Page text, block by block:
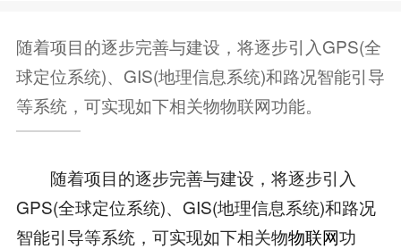
随着项目的逐步完善与建设，将逐步引入GPS(全
球定位系统)、GIS(地理信息系统)和路况智能引导
等系统，可实现如下相关物物联网功能。
随着项目的逐步完善与建设，将逐步引入
GPS(全球定位系统)、GIS(地理信息系统)和路况
智能引导等系统，可实现如下相关物物联网功